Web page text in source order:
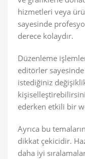
hizmetleri veya
sayesinde
derece kolaydır.
Düzenleme
editörler
istediğiniz
ederken etkili bir
Ayrıca bu
dikkat çekicidir.
daha iyi